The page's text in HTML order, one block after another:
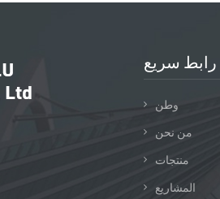
رابط سريع
وطن
من نحن
منتجات
المشاريع